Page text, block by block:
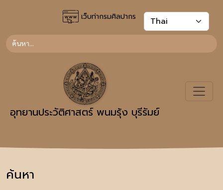
เว็บท่ากรมศิลปากร
อุทยานประวัติศาสตร์ พนมรุ้ง บุรีรัมย์
ค้นหา